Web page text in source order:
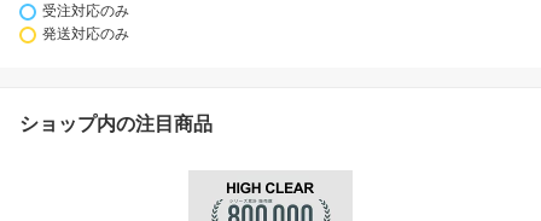
受注対応のみ
発送対応のみ
ショップ内の注目商品